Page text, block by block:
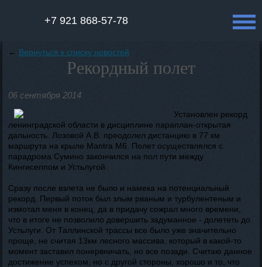
+7 921 868-57-78
← Вернуться к списку новостей
Рекордный полет
06 сентября 2014
Установлен рекорд
ленинградской области в дисциплине параплан-открытая
дальность. Лозовой А.В. преодолел дистанцию в 77 км
маршрута на крыле Mantra М6. Полет осуществлялся с
парадрома Сумино закончился на пол пути между
Кингисеппом и Устьлугой.
Сразу после взлета не было и намека на потенциальный
рекорд. Первый поток был злым рваным и турбулентеным и
измотал меня в конец, да в придачу сожрал много времени,
что в итоге не позволило довершить задуманное - долететь до
Устьлуги. От Таллинской трассы все было уже значительно
проще, не считая 13км лесного массива, который в какой-то
момент заставил понервничать, но все позади. Считаю данное
достижение успехом, но с другой стороны, хорошо и то, что